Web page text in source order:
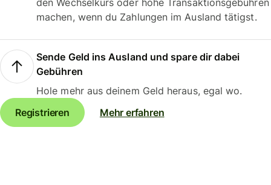
den Wechselkurs oder hohe Transaktionsgebühren
machen, wenn du Zahlungen im Ausland tätigst.
Sende Geld ins Ausland und spare dir dabei
Gebühren
Hole mehr aus deinem Geld heraus, egal wo.
Registrieren
Mehr erfahren